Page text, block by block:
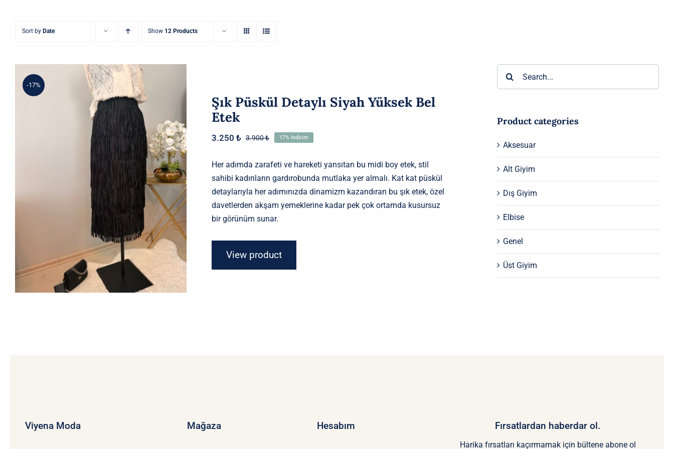
Sort by Date Show 12 Products
-17%
Şık Püskül Detaylı Siyah Yüksek
Bel Etek
Şık Püskül Detaylı Siyah Yüksek Bel
Etek
3.900₺Orijinal
3.900 ₺.
3.250 ₺
Şu
fiyat:
17% İndirim
Her adımda zarafeti ve hareketi yansıtan bu midi boy etek, stil
sahibi kadınların gardırobunda mutlaka yer almalı. Kat kat püskül
detaylarıyla her adımınızda dinamizm kazandıran bu şık etek, özel
davetlerden akşam yemeklerine kadar pek çok ortamda kusursuz
bir görünüm sunar.
View product
Product categories
Aksesuar
Alt Giyim
Dış Giyim
Elbise
Genel
Üst Giyim
Viyena Moda Mağaza Hesabım Fırsatlardan haberdar ol.
Harika fırsatları kaçırmamak için bültene abone ol